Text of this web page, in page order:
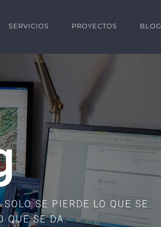
SERVICIOS PROYECTOS BLOG
SE PIERDE LO QUE SE
QUE SE DA.